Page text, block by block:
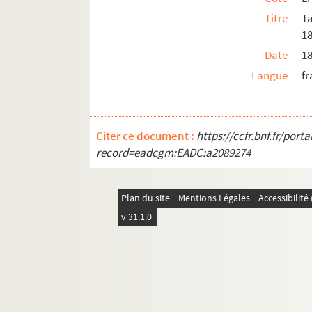
Titre
Date
Langue
Citer ce document : https://ccfr.bnf.fr/
record=eadcgm:EADC:a2089274
Plan du site Mentions Légales
v 31.1.0